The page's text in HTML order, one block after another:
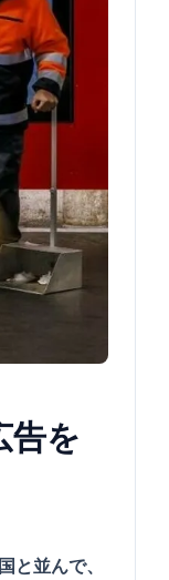
告を
並んで、